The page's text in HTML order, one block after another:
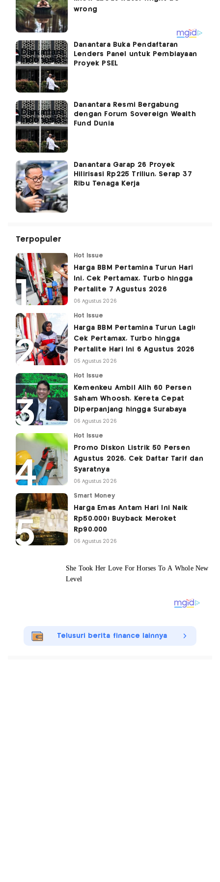
Danantara Buka Pendaftaran
Lenders Panel untuk Pembiayaan
Proyek PSEL
Danantara Resmi Bergabung
dengan Forum Sovereign Wealth
Fund Dunia
Danantara Garap 26 Proyek
Hilirisasi Rp225 Triliun, Serap 37
Ribu Tenaga Kerja
Terpopuler
Hot Issue
Harga BBM Pertamina Turun Hari
Ini, Cek Pertamax, Turbo hingga
Pertalite 7 Agustus 2026
06 Agustus 2026
Hot Issue
Harga BBM Pertamina Turun Lagi!
Cek Pertamax, Turbo hingga
Pertalite Hari Ini 6 Agustus 2026
05 Agustus 2026
Hot Issue
Kemenkeu Ambil Alih 60 Persen
Saham Whoosh, Kereta Cepat
Diperpanjang hingga Surabaya
06 Agustus 2026
Hot Issue
Promo Diskon Listrik 50 Persen
Agustus 2026, Cek Daftar Tarif dan
Syaratnya
06 Agustus 2026
Smart Money
Harga Emas Antam Hari Ini Naik
Rp50.000! Buyback Meroket
Rp90.000
06 Agustus 2026
Telusuri berita finance lainnya